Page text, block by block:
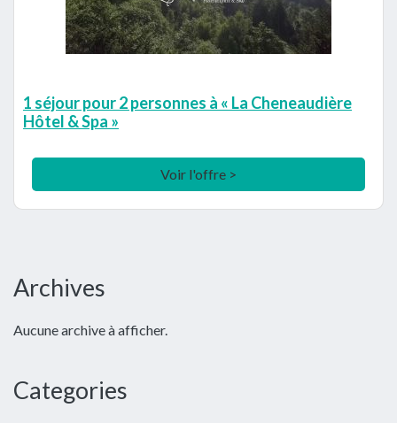
1 séjour pour 2 personnes à « La Cheneaudière
Hôtel & Spa »
Voir l'offre >
Barre
principale
Archives
Aucune archive à afficher.
Categories